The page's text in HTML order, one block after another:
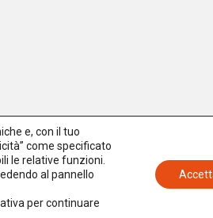
e, con il tuo
come specificato
le relative funzioni.
al pannello
per continuare